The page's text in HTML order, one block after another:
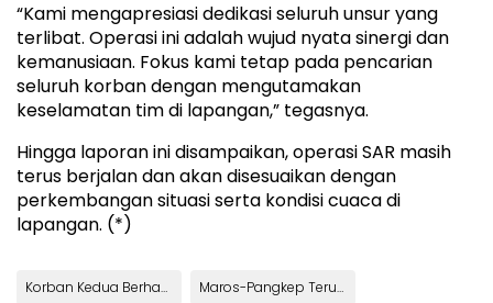
“Kami mengapresiasi dedikasi seluruh unsur yang
terlibat. Operasi ini adalah wujud nyata sinergi dan
kemanusiaan. Fokus kami tetap pada pencarian
seluruh korban dengan mengutamakan
keselamatan tim di lapangan,” tegasnya.
Hingga laporan ini disampaikan, operasi SAR masih
terus berjalan dan akan disesuaikan dengan
perkembangan situasi serta kondisi cuaca di
lapangan. (*)
Korban Kedua Berhasil Dievakuasi dari Medan Ekstrem Maros-Pangkep Terus Berlanjut